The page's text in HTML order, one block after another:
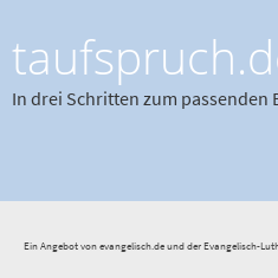
In drei Schritten zum passenden
Ein Angebot von evangelisch.de und der Evangelisch-